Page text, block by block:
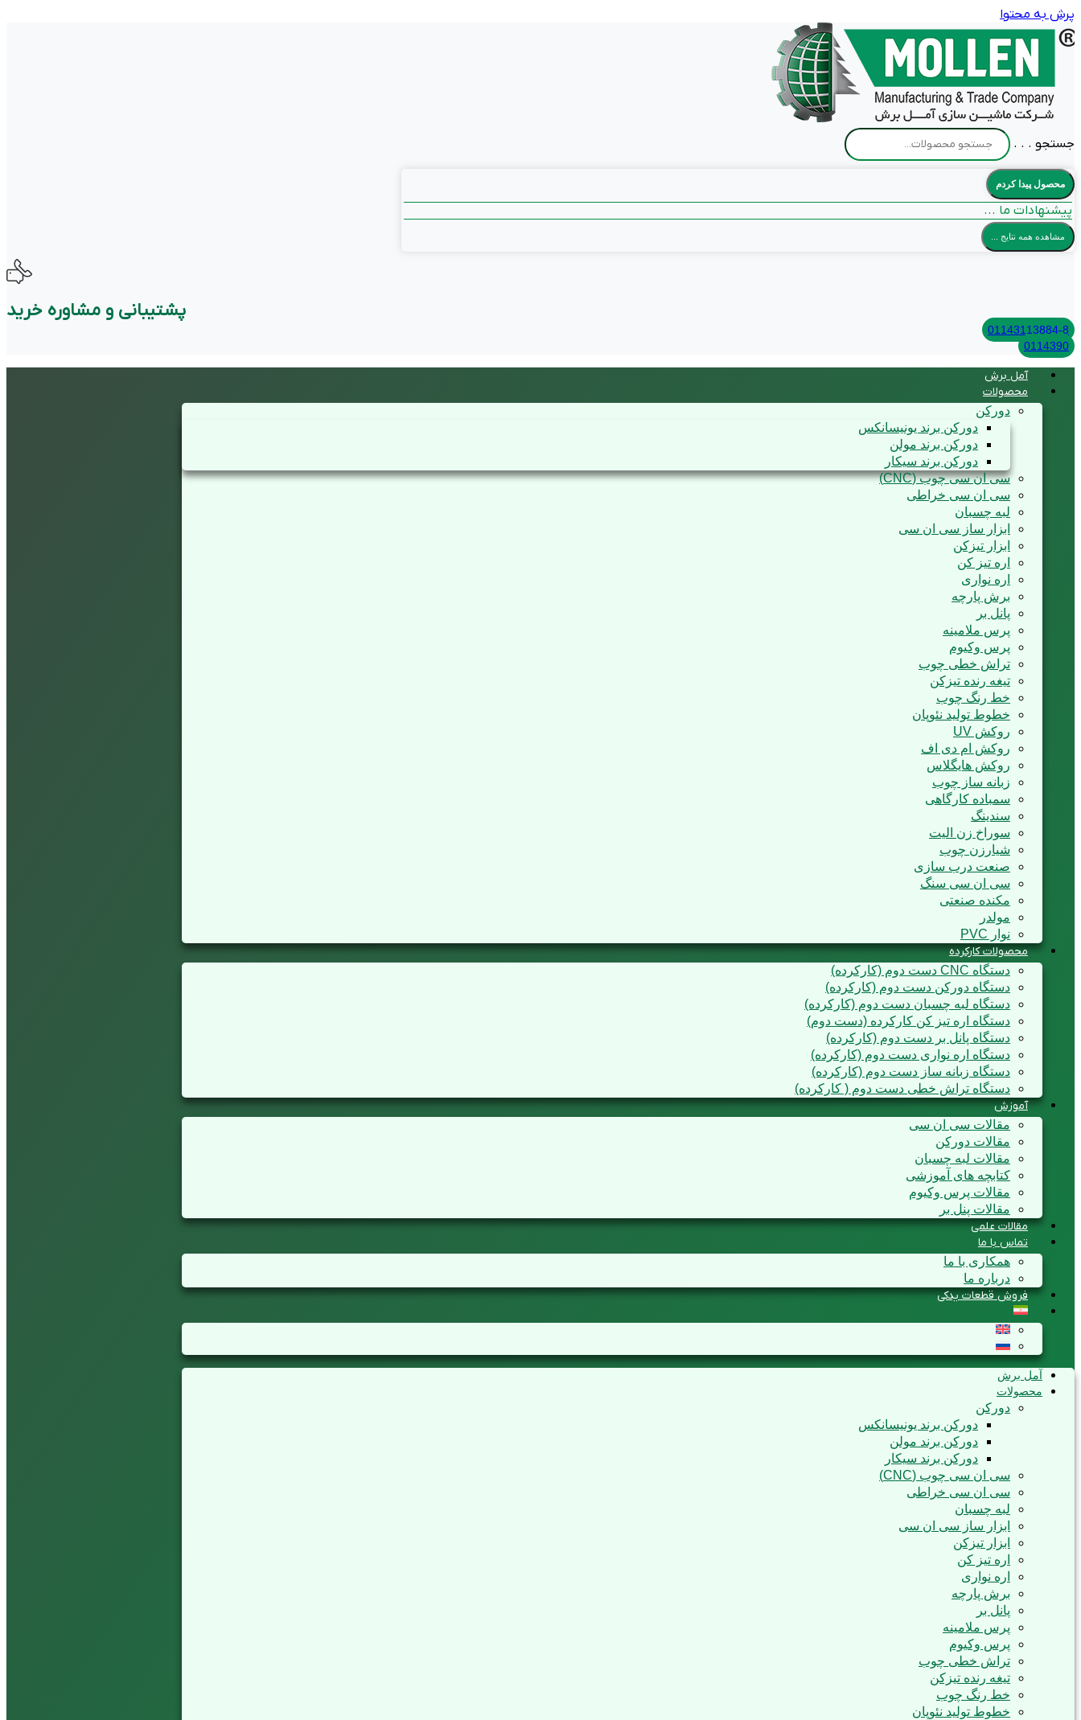
پرش به محتوا
جستجو . . .
محصول پیدا کردم
پیشنهادات ما ...
مشاهده همه نتایج ...
پشتیبانی و مشاوره خرید
01143113884-8
0114390
آمل برش
محصولات
دورکن
دورکن برند یونیسانکس
دورکن برند مولن
دورکن برند سیکار
سی ان سی چوب (CNC)
سی ان سی خراطی
لبه چسبان
ابزار ساز سی ان سی
ابزار تیزکن
اره تیز کن
اره نواری
برش پارچه
پانل بر
پرس ملامینه
پرس وکیوم
تراش خطی چوب
تیغه رنده تیزکن
خط رنگ چوب
خطوط تولید نئوپان
روکش UV
روکش ام دی اف
روکش هایگلاس
زبانه ساز چوب
سمباده کارگاهی
سندینگ
سوراخ زن الیت
شیارزن چوب
صنعت درب سازی
سی ان سی سنگ
مکنده صنعتی
مولدر
نوار PVC
محصولات کارکرده
دستگاه CNC دست دوم (کارکرده)
دستگاه دورکن دست دوم (کارکرده)
دستگاه لبه چسبان دست دوم (کارکرده)
دستگاه اره تیز کن کارکرده (دست دوم)
دستگاه پانل بر دست دوم (کارکرده)
دستگاه اره نواری دست دوم (کارکرده)
دستگاه زبانه ساز دست دوم (کارکرده)
دستگاه تراش خطی دست دوم ( کارکرده)
آموزش
مقالات سی ان سی
مقالات دورکن
مقالات لبه چسبان
کتابچه های آموزشی
مقالات پرس وکیوم
مقالات پنل بر
مقالات علمی
تماس با ما
همکاری با ما
درباره ما
فروش قطعات یدکی
آمل برش
محصولات
دورکن
دورکن برند یونیسانکس
دورکن برند مولن
دورکن برند سیکار
سی ان سی چوب (CNC)
سی ان سی خراطی
لبه چسبان
ابزار ساز سی ان سی
ابزار تیزکن
اره تیز کن
اره نواری
برش پارچه
پانل بر
پرس ملامینه
پرس وکیوم
تراش خطی چوب
تیغه رنده تیزکن
خط رنگ چوب
خطوط تولید نئوپان